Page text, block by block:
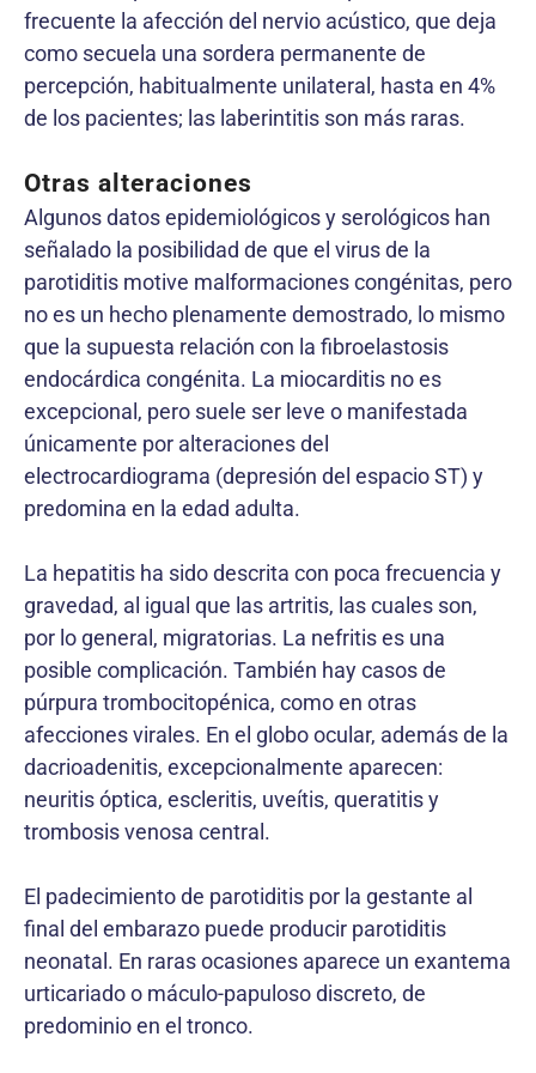
frecuente la afección del nervio acústico, que deja
como secuela una sordera permanente de
percepción, habitualmente unilateral, hasta en 4%
de los pacientes; las laberintitis son más raras.
Otras alteraciones
Algunos datos epidemiológicos y serológicos han
señalado la posibilidad de que el virus de la
parotiditis motive malformaciones congénitas, pero
no es un hecho plenamente demostrado, lo mismo
que la supuesta relación con la fibroelastosis
endocárdica congénita. La miocarditis no es
excepcional, pero suele ser leve o manifestada
únicamente por alteraciones del
electrocardiograma (depresión del espacio ST) y
predomina en la edad adulta.
La hepatitis ha sido descrita con poca frecuencia y
gravedad, al igual que las artritis, las cuales son,
por lo general, migratorias. La nefritis es una
posible complicación. También hay casos de
púrpura trombocitopénica, como en otras
afecciones virales. En el globo ocular, además de la
dacrioadenitis, excepcionalmente aparecen:
neuritis óptica, escleritis, uveítis, queratitis y
trombosis venosa central.
El padecimiento de parotiditis por la gestante al
final del embarazo puede producir parotiditis
neonatal. En raras ocasiones aparece un exantema
urticariado o máculo-papuloso discreto, de
predominio en el tronco.